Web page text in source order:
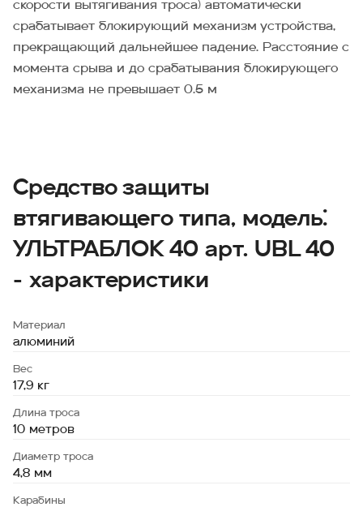
скорости вытягивания троса) автоматически
срабатывает блокирующий механизм устройства,
прекращающий дальнейшее падение. Расстояние с
момента срыва и до срабатывания блокирующего
механизма не превышает 0.5 м
Средство защиты
втягивающего типа, модель:
УЛЬТРАБЛОК 40 арт. UBL 40
- характеристики
Материал
алюминий
Вес
17,9 кг
Длина троса
10 метров
Диаметр троса
4,8 мм
Карабины